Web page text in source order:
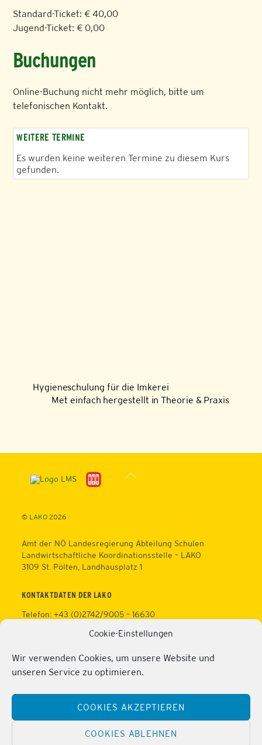
Cookie-Einstellungen
Wir verwenden Cookies, um unsere Website und
unseren Service zu optimieren.
COOKIES AKZEPTIEREN
COOKIES ABLEHNEN
Standard-Ticket: € 40,00
Jugend-Ticket: € 0,00
Buchungen
Online-Buchung nicht mehr möglich, bitte um
telefonischen Kontakt.
WEITERE TERMINE
Es wurden keine weiteren Termine zu diesem Kurs
gefunden.
Hygieneschulung für die Imkerei
Met einfach hergestellt in Theorie & Praxis
Back
© LAKO2026
Amt der NÖ Landesregierung Abteilung Schulen
Landwirtschaftliche Koordinationsstelle – LAKO
3109 St. Pölten, Landhausplatz 1
KONTAKTDATEN DER LAKO
Telefon: +43 (0)2742/9005 – 16630
https://lako.at
Datenschutz
Impressum
Telefon: +43 (0)2286/2202
Mobil: +43 (0)676/81213100